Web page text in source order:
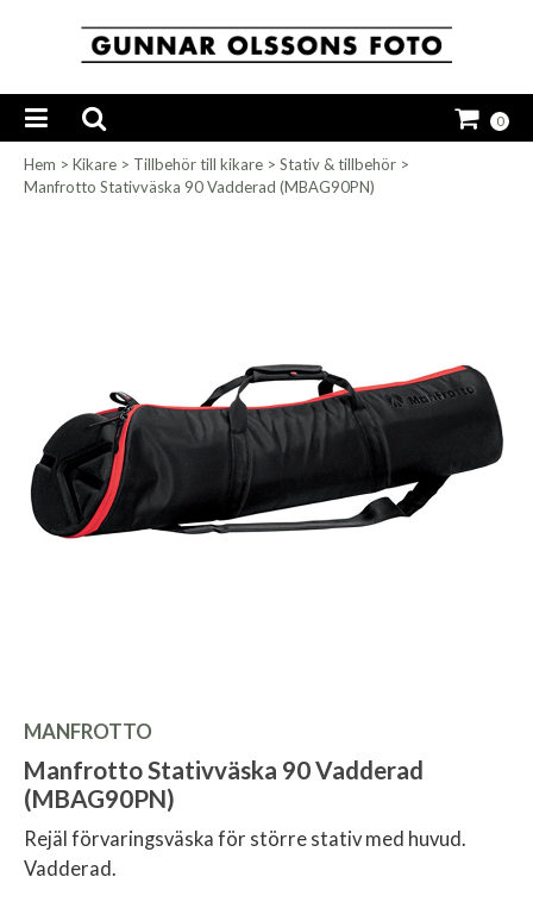
0
Hem > Kikare > Tillbehör till kikare > Stativ & tillbehör >
Manfrotto Stativväska 90 Vadderad (MBAG90PN)
MANFROTTO
Manfrotto Stativväska 90 Vadderad
(MBAG90PN)
Rejäl förvaringsväska för större stativ med huvud.
Vadderad.